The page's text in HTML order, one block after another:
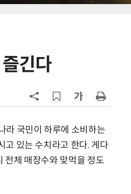
긴다
라 국민이 하루에 소비하는
고 있는 수치라고 한다. 게다
전체 매장수와 맞먹을 정도
사원, 中企 제조현장 '전파'…
용 디스플레이 빌려쓴다' …LG
밍위크' 삼성전자-LG전자 유럽
모니터 '大戰'
폐지 막아라”…중소 가전 기업,